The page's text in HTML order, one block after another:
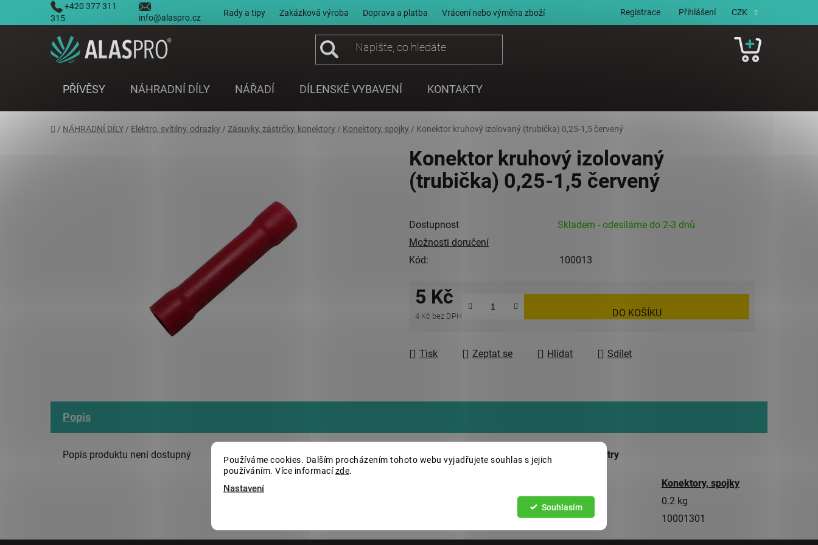
Používáme cookies. Dalším procházením tohoto webu vyjadřujete souhlas s jejich
používáním. Více informacízde.
Nastavení
Souhlasím
+420 377 311
315
info@alaspro.cz Rady a tipy Zakázková výroba Doprava a platba Vrácení nebo výměna zboží CZK
Přihlášení
Registrace
NÁKUPNÍ
PŘÍVĚSY NÁHRADNÍ DÍLY NÁŘADÍ DÍLENSKÉ VYBAVENÍ KONTAKTY
Domů
/ NÁHRADNÍ DÍLY / Elektro, svítilny, odrazky / Zásuvky, zástrčky, konektory / Konektory, spojky / Konektor kruhový izolovaný (trubička) 0,25-1,5 červený
Konektor kruhový izolovaný
(trubička) 0,25-1,5 červený
Dostupnost
Skladem - odesíláme do 2-3 dnů
Možnosti doručení
Kód:
100013
5 Kč
4 Kč bez DPH DO KOŠÍKU
Tisk Zeptat se Hlídat Sdílet
Popis
Popis produktu není dostupný Doplňkové parametry
Konektory, spojky
Hmotnost
0.2 kg
EAN
10001301